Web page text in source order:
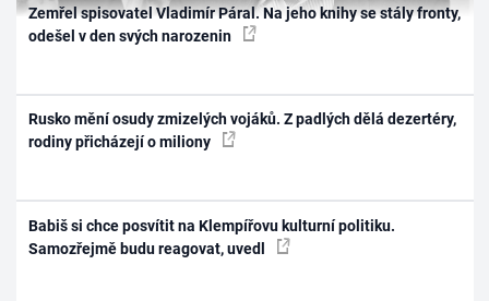
Zemřel spisovatel Vladimír Páral. Na jeho knihy se stály fronty,
odešel v den svých narozenin
Rusko mění osudy zmizelých vojáků. Z padlých dělá dezertéry,
rodiny přicházejí o miliony
Babiš si chce posvítit na Klempířovu kulturní politiku.
Samozřejmě budu reagovat, uvedl